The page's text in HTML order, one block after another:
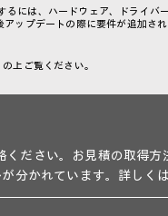
には、ハードウェア、ドライ
ップデートの際に要件が追加さ
上ご覧ください。
ください。お見積の取得方
分かれています。詳しくは